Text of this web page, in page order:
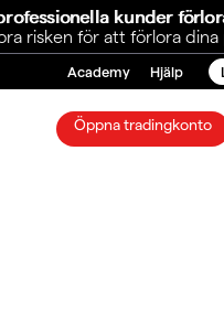
kunder
risken för att förlora dina
Academy Hjälp
Öppna tradingkonto